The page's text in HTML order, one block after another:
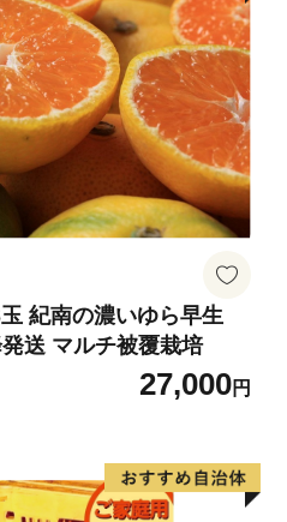
紀南の濃いゆら早生
送 マルチ被覆栽培
27,000円